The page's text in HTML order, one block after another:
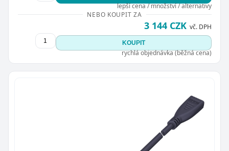
lepší cena / množství / alternativy
NEBO KOUPIT ZA
3 144 CZK vč. DPH
KOUPIT
rychlá objednávka (běžná cena)